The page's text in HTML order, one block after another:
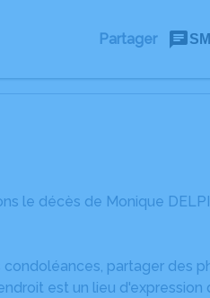
Partager
le décès de Monique
partager des
est un lieu